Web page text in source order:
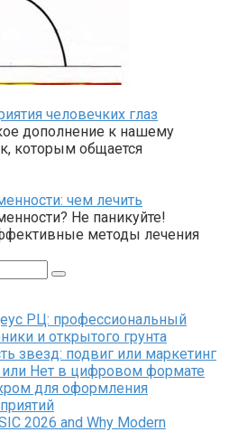
человечких глаз
дополнение к нашему
которым общается
чем лечить
Не паникуйте!
методы лечения
РЦ: профессиональный
и открытого грунта
звезд: подвиг или маркетинг
или Нет в цифровом формате
для оформления
2026 and Why Modern